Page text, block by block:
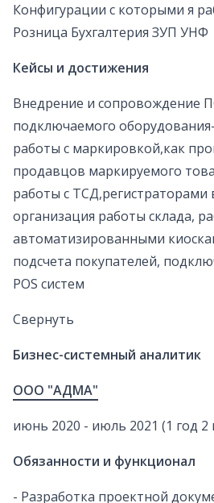
Конфигурации с которыми я
Розница Бухгалтерия ЗУП УНФ
Кейсы и достижения
Внедрение и сопровождение
подключаемого
работы с маркировкой,как
продавцов маркируемого
работы с ТСД,регистраторами
организация работы склада,
автоматизированными
подсчета покупателей,
POS систем
Свернуть
Бизнес-системный аналитик
ООО "АДМА"
июнь 2020 - июль 2021 (1 год 2
Обязанности и функционал
- Разработка проектной